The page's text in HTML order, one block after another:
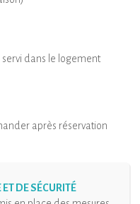
dans le logement
après réservation
DE SÉCURITÉ